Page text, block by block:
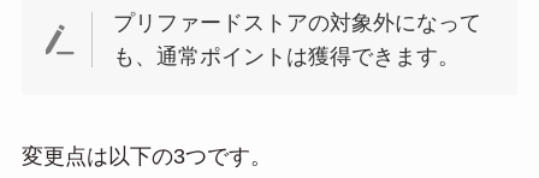
プリファードストアの対象外になって
も、通常ポイントは獲得できます。
変更点は以下の3つです。